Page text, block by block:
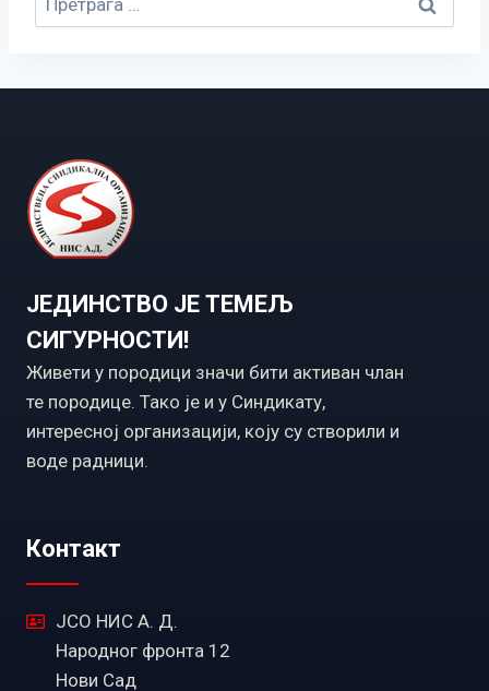
ЈЕДИНСТВО ЈЕ ТЕМЕЉ
СИГУРНОСТИ!
Живети у породици значи бити активан члан
те породице. Тако је и у Синдикату,
интересној организацији, коју су створили и
воде радници.
Контакт
ЈСО НИС А. Д.
Народног фронта 12
Нови Сад